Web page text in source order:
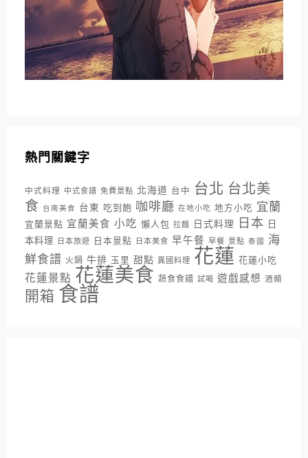
熱門關鍵字
中式料理 中式食譜 免費景點 北海道 台中 台北 台北美
食 台南美食 台東 吃到飽 咖啡廳 在地小吃 地方小吃 宜蘭
宜蘭景點 宜蘭美食 小吃 懶人包 拉麵 日式料理 日本 日
本料理
日本旅遊 日本景點 日本美食 早午餐 早餐 景點 泰國
海
鮮食譜 火鍋 牛排 玉里 甜點 異國料理 花蓮 花蓮小吃
花蓮景點 花蓮美食 蔬食食譜 試喝 遊戲感想 酒類
開箱 食譜